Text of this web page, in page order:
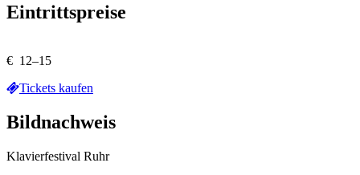
Eintrittspreise
€ 12–15
Tickets kaufen
Bildnachweis
Klavierfestival Ruhr